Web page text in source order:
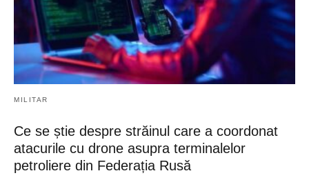
MILITAR
Ce se știe despre străinul care a coordonat
atacurile cu drone asupra terminalelor
petroliere din Federația Rusă